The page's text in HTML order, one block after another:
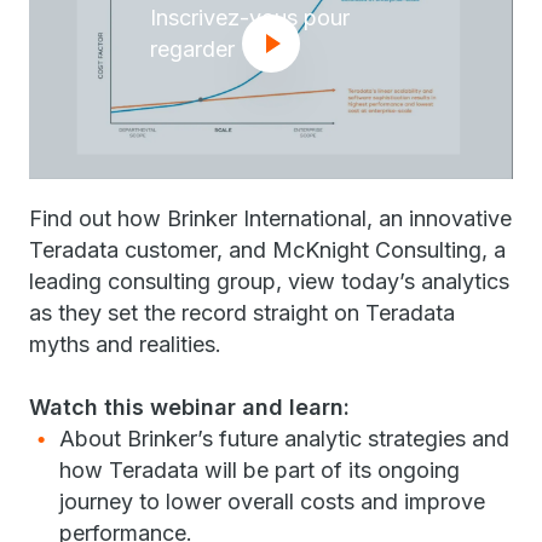
Inscrivez-vous pour
regarder
Find out how Brinker International, an innovative
Teradata customer, and McKnight Consulting, a
leading consulting group, view today’s analytics
as they set the record straight on Teradata
myths and realities.
Watch this webinar and learn:
About Brinker’s future analytic strategies and
how Teradata will be part of its ongoing
journey to lower overall costs and improve
performance.